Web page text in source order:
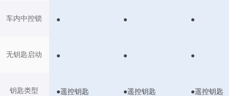
车内中控锁
无钥匙启动
钥匙类型
● ● ●
● ● ●
●遥控钥匙 ●遥控钥匙 ●遥控钥匙